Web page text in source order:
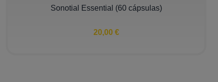
Sonotial Essential (60 cápsulas)
20,00 €